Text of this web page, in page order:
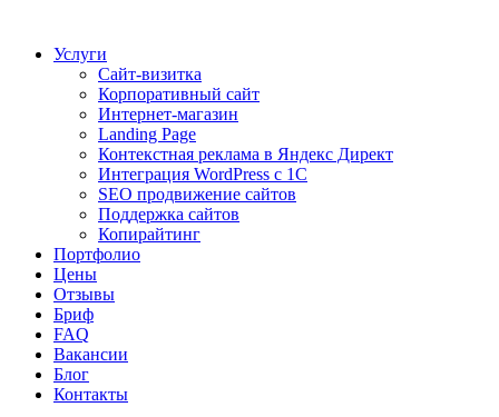
Услуги
Сайт-визитка
Корпоративный сайт
Интернет-магазин
Landing Page
Контекстная реклама в Яндекс Директ
Интеграция WordPress c 1C
SEO продвижение сайтов
Поддержка сайтов
Копирайтинг
Портфолио
Цены
Отзывы
Бриф
FAQ
Вакансии
Блог
Контакты